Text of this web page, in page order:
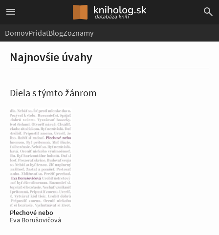
DomovPridaťBlogZoznamy
Najnovšie úvahy
Diela s týmto žánrom
Plechové nebo
Eva Borušovičová